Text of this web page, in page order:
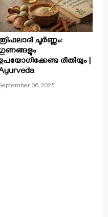
ചൂർണ്ണം:
രീതിയും |
06, 2025